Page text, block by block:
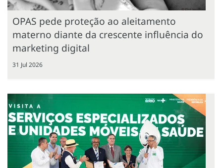
OPAS pede proteção ao aleitamento
materno diante da crescente influência do
marketing digital
31 Jul 2026